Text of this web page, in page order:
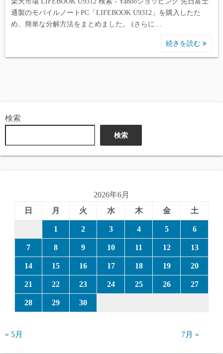
通製のモバイルノートPC「LIFEBOOK U9312」を購入したた
め、簡単な分解方法をまとめました。 (さらに…
続きを読む
検索
検索
2026年6月
日
月 火 水 木 金 土
1 2 3 4 5 6
7 8 9 10 11 12 13
14 15 16 17 18 19 20
21 22 23 24 25 26 27
28 29 30
« 5月 7月 »